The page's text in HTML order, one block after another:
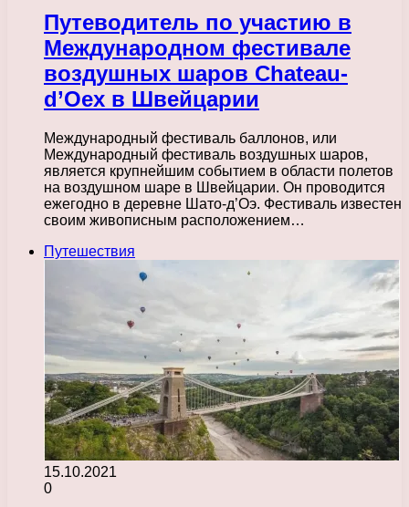
Путеводитель по участию в
Международном фестивале
воздушных шаров Chateau-
d’Oex в Швейцарии
Международный фестиваль баллонов, или
Международный фестиваль воздушных шаров,
является крупнейшим событием в области полетов
на воздушном шаре в Швейцарии. Он проводится
ежегодно в деревне Шато-д’Оэ. Фестиваль известен
своим живописным расположением…
Путешествия
15.10.2021
0